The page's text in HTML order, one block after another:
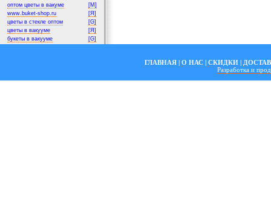
оптом цветы в вакуме
[M]
www.buket-shop.ru
[Я]
цветы в стекле оптом
[G]
цветы в вакууме
[Я]
букеты в вакууме
[G]
ГЛАВНАЯ | О НАС | СКИДКИ |
Разработка и